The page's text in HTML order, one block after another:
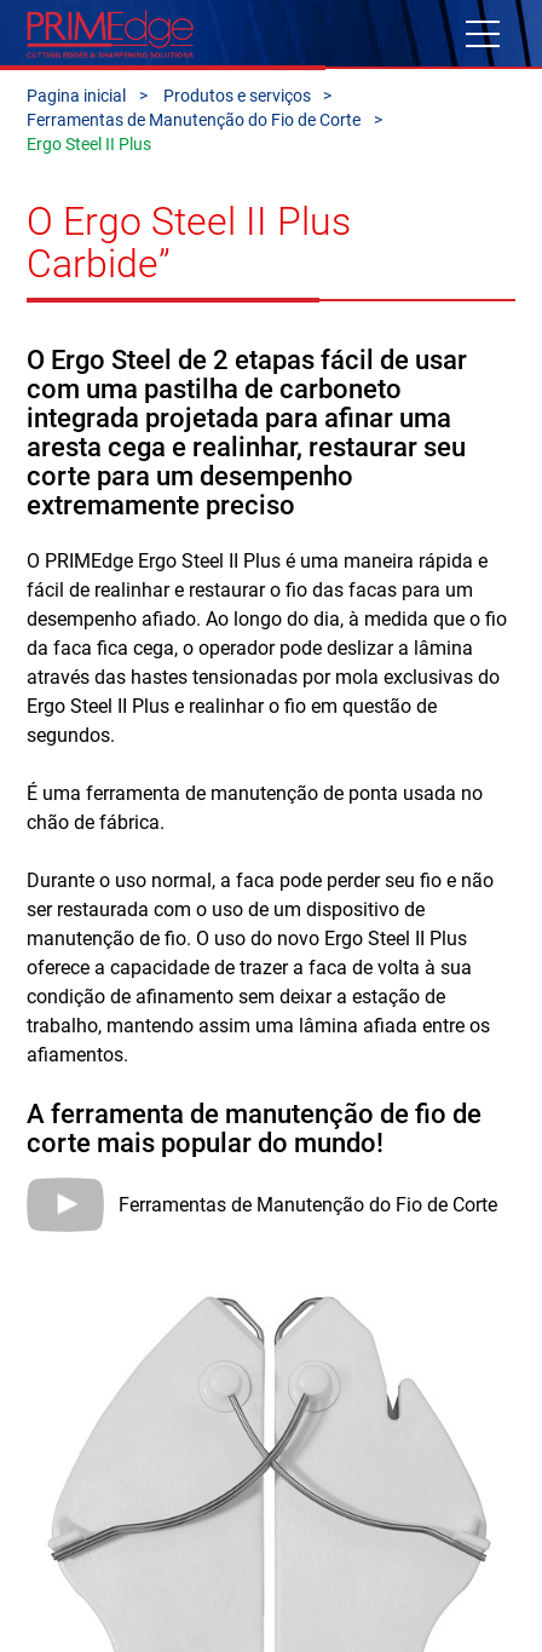
Pagina inicial
Produtos e serviços
Ferramentas de Manutenção do Fio de Corte
Ergo Steel II Plus
O Ergo Steel II Plus
Carbide”
O Ergo Steel de 2 etapas fácil de usar
com uma pastilha de carboneto
integrada projetada para afinar uma
aresta cega e realinhar, restaurar seu
corte para um desempenho
extremamente preciso
O PRIMEdge Ergo Steel II Plus é uma maneira rápida e
fácil de realinhar e restaurar o fio das facas para um
desempenho afiado. Ao longo do dia, à medida que o fio
da faca fica cega, o operador pode deslizar a lâmina
através das hastes tensionadas por mola exclusivas do
Ergo Steel II Plus e realinhar o fio em questão de
segundos.
É uma ferramenta de manutenção de ponta usada no
chão de fábrica.
Durante o uso normal, a faca pode perder seu fio e não
ser restaurada com o uso de um dispositivo de
manutenção de fio. O uso do novo Ergo Steel II Plus
oferece a capacidade de trazer a faca de volta à sua
condição de afinamento sem deixar a estação de
trabalho, mantendo assim uma lâmina afiada entre os
afiamentos.
A ferramenta de manutenção de fio de
corte mais popular do mundo!
Ferramentas de Manutenção do Fio de Corte